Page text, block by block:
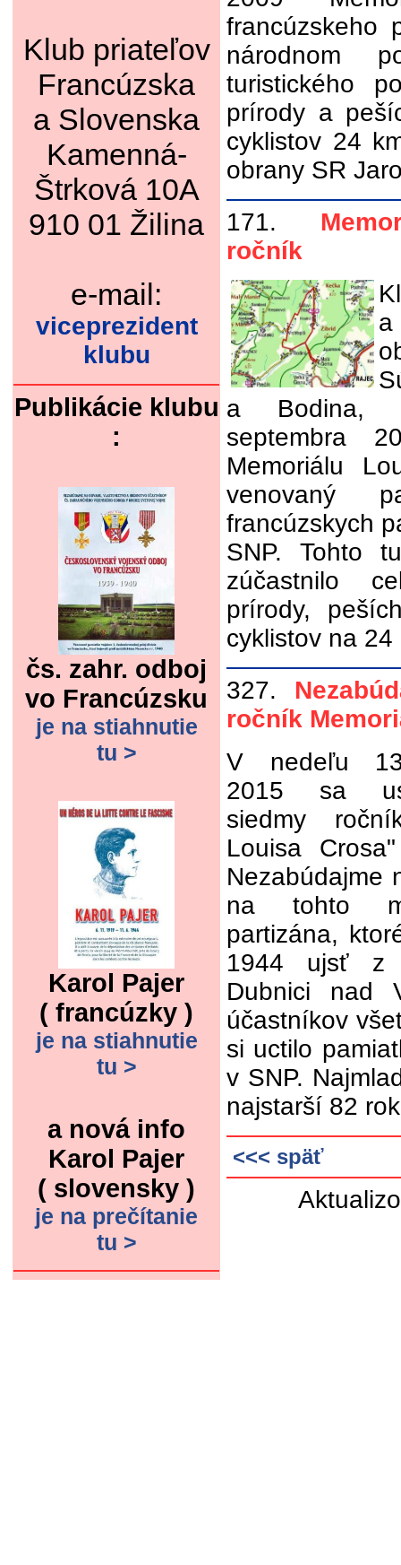
Klub priateľov
Francúzska
a Slovenska
Kamenná-
Štrková 10A
910 01 Žilina
e-mail:
viceprezident
klubu
Publikácie klubu
:
čs. zahr. odboj
vo Francúzsku
je na stiahnutie
tu >
Karol Pajer
( francúzky )
je na stiahnutie
tu >
a nová info
Karol Pajer
( slovensky )
je na prečítanie
tu >
francúzskeho
národnom
turistického
prírody a
cyklistov 24
obrany SR
171.
ročník
a
a Bodina,
septembra
Memoriálu
venovaný
francúzskych
SNP. Tohto
zúčastnilo
prírody,
cyklistov na
327.
ročník
V nedeľu
2015 sa
siedmy
Louisa
Nezabúdajme
na tohto
partizána,
1944 ujsť z
Dubnici nad
účastníkov
si uctilo
v SNP.
najstarší 82
<<< späť